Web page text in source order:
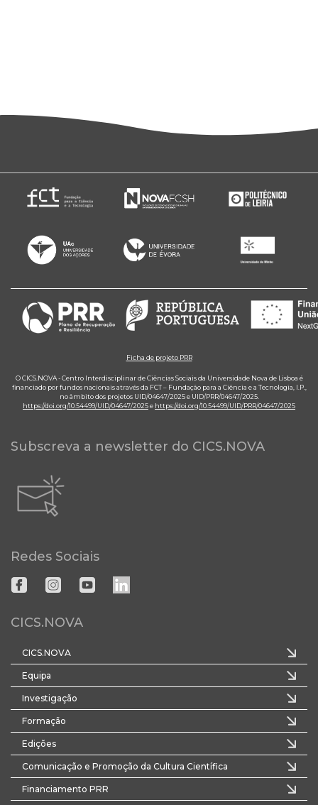
Ficha de projeto PRR
O CICS.NOVA - Centro Interdisciplinar de Ciências Sociais da Universidade Nova de Lisboa é
financiado por fundos nacionais através da FCT – Fundação para a Ciência e a Tecnologia, I.P.,
no âmbito dos projetos UID/04647/2025 e UID/PRR/04647/2025.
https://doi.org/10.54499/UID/04647/2025e https://doi.org/10.54499/UID/PRR/04647/2025
Subscreva a newsletter do CICS.NOVA
Redes Sociais
CICS.NOVA
CICS.NOVA
Equipa
Investigação
Formação
Edições
Comunicação e Promoção da Cultura Científica
Financiamento PRR